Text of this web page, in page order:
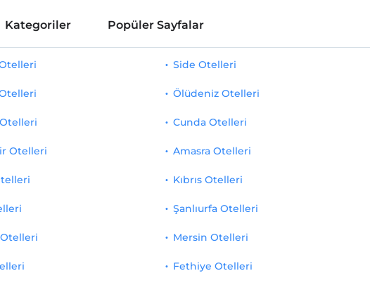
Kategoriler Popüler Sayfalar
Otelleri
Side Otelleri
Ölüdeniz Otelleri
Cunda Otelleri
Amasra Otelleri
Kıbrıs Otelleri
Şanlıurfa Otelleri
Mersin Otelleri
Fethiye Otelleri